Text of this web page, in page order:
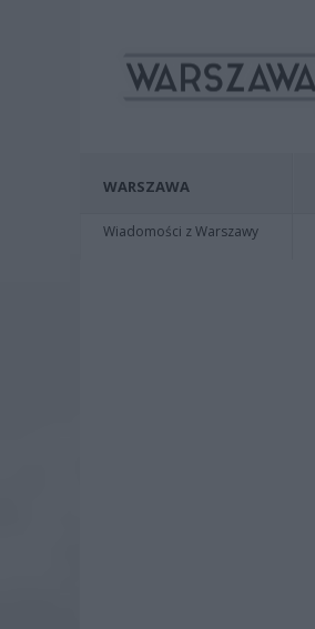
WARSZAWA
Wiadomości z Warszawy